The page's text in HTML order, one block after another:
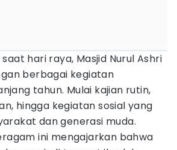
hari raya, Masjid Nurul Ashri
berbagai kegiatan
tahun. Mulai kajian rutin,
hingga kegiatan sosial yang
dan generasi muda.
ini mengajarkan bahwa